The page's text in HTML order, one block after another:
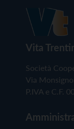
Vita
Società
Via
P.IVA e C.F.